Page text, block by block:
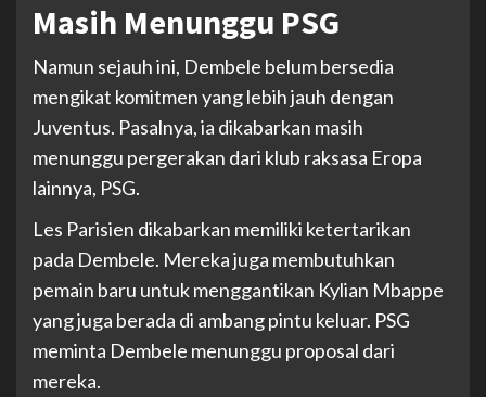
Masih Menunggu PSG
Namun sejauh ini, Dembele belum bersedia
mengikat komitmen yang lebih jauh dengan
Juventus. Pasalnya, ia dikabarkan masih
menunggu pergerakan dari klub raksasa Eropa
lainnya, PSG.
Les Parisien dikabarkan memiliki ketertarikan
pada Dembele. Mereka juga membutuhkan
pemain baru untuk menggantikan Kylian Mbappe
yang juga berada di ambang pintu keluar. PSG
meminta Dembele menunggu proposal dari
mereka.